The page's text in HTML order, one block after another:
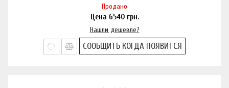
Продано
Цена 6540грн.
Нашли дешевле?
СООБЩИТЬ КОГДА ПОЯВИТСЯ